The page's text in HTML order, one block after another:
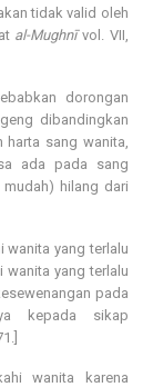
tidak valid oleh
al-Mughnīvol. VII,
dorongan
dibandingkan
sang wanita,
ada pada sang
hilang dari
wanita yang terlalu
wanita yang terlalu
pada
kepada sikap
wanita karena